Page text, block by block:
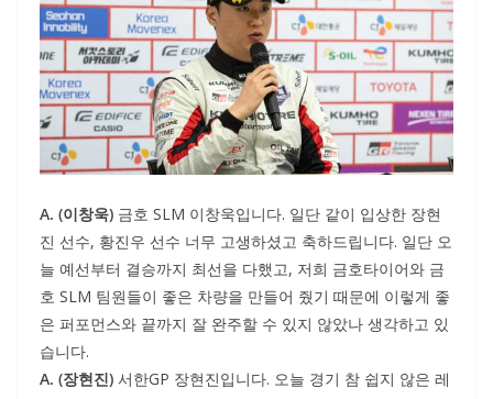
A. (이창욱) 금호 SLM 이창욱입니다. 일단 같이 입상한 장현
진 선수, 황진우 선수 너무 고생하셨고 축하드립니다. 일단 오
늘 예선부터 결승까지 최선을 다했고, 저희 금호타이어와 금
호 SLM 팀원들이 좋은 차량을 만들어 줬기 때문에 이렇게 좋
은 퍼포먼스와 끝까지 잘 완주할 수 있지 않았나 생각하고 있
습니다.
A. (장현진) 서한GP 장현진입니다. 오늘 경기 참 쉽지 않은 레